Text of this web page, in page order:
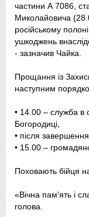
частини А 7086,
Миколайовича
російському
ушкоджень
- зазначив Чайка.
Прощання із
наступним
• 14.00 – служба в
Богородиці,
• після
• 15.00 –
Поховають бійця
«Вічна пам'ять і
голова.